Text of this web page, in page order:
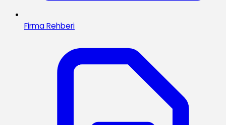
Firma Rehberi